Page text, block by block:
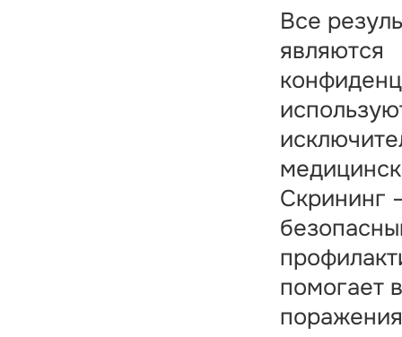
Все
являются
Скрининг
помогает